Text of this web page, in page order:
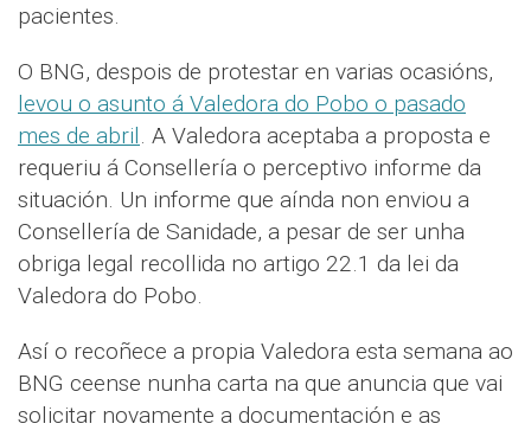
pacientes.
O BNG, despois de protestar en varias ocasións,
levou o asunto á Valedora do Pobo o pasado
mes de abril. A Valedora aceptaba a proposta e
requeriu á Consellería o perceptivo informe da
situación. Un informe que aínda non enviou a
Consellería de Sanidade, a pesar de ser unha
obriga legal recollida no artigo 22.1 da lei da
Valedora do Pobo.
Así o recoñece a propia Valedora esta semana ao
BNG ceense nunha carta na que anuncia que vai
solicitar novamente a documentación e as